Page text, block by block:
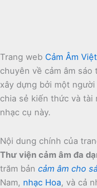
Trang web Cảm Âm Việt
chuyên về cảm âm sáo
xây dựng bởi một
chia sẻ kiến thức và
nhạc cụ này.
Nội dung chính của
Thư viện cảm âm đa
trăm bản cảm âm cho
Nam, nhạc Hoa, và cả